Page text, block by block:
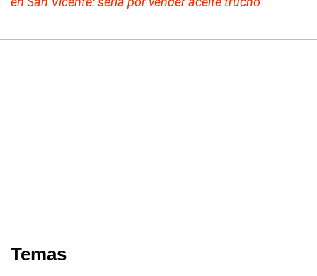
Temas